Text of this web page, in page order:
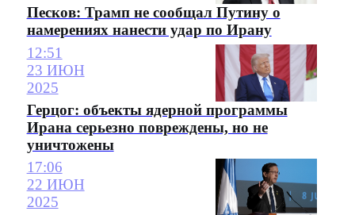
Песков: Трамп не сообщал Путину о
намерениях нанести удар по Ирану
12:51
23 ИЮН
2025
Герцог: объекты ядерной программы
Ирана серьезно повреждены, но не
уничтожены
17:06
22 ИЮН
2025